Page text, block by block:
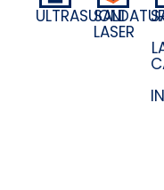
ULTRASUONI
LASER